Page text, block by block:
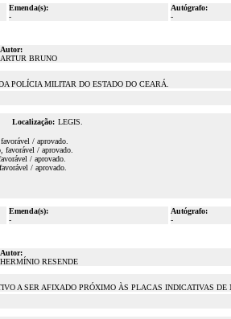
Emenda(s):
-
Autógrafo:
-
Autor:
ARTUR BRUNO
POLÍCIA MILITAR DO ESTADO DO CEARÁ.
Localização: LEGIS.
/ aprovado.
/ aprovado.
/ aprovado.
/ aprovado.
Emenda(s):
-
Autógrafo:
-
Autor:
HERMÍNIO RESENDE
A SER AFIXADO PRÓXIMO ÀS PLACAS INDICATIVAS